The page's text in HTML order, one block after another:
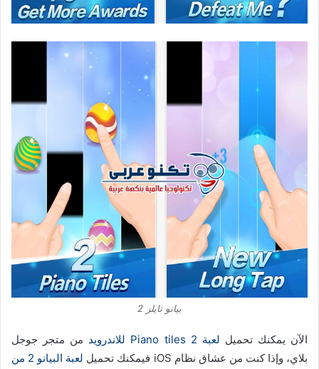
بيانو تايلز 2
الآن يمكنك تحميل لعبة Piano tiles 2 للاندرويد
من متجر جوجل
بلاي، وإذا كنت من عشاق نظام iOS فيمكنك تحميل
لعبة البيانو 2 من